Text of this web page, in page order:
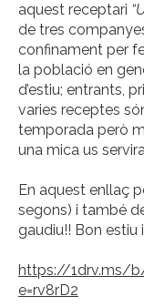
aquest receptari
de tres
confinament per
la població en
d’estiu; entrants,
varies receptes
temporada però
una mica us
En aquest enllaç
segons) i també
gaudiu!! Bon estiu
https://1drv.ms/
e=rv8rD2